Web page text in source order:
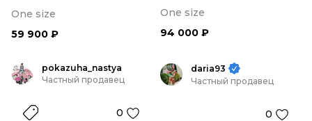
One size
59 900 ₽
One size
94 000 ₽
pokazuha_nastya
Частный продавец
0
daria93
Частный продавец
0